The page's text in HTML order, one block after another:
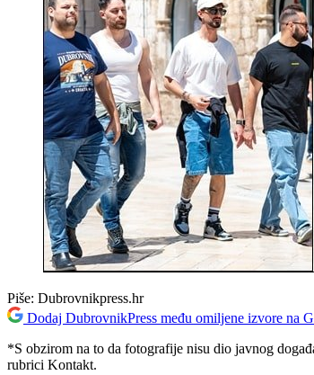
Piše: Dubrovnikpress.hr
Dodaj DubrovnikPress među omiljene izvore na
*S obzirom na to da fotografije nisu dio javnog
rubrici Kontakt.